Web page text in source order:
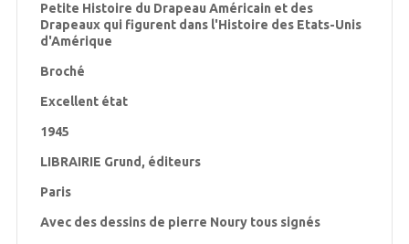
Petite Histoire du Drapeau Américain et des
Drapeaux qui figurent dans l'Histoire des Etats-Unis
d'Amérique
Broché
Excellent état
1945
LIBRAIRIE Grund, éditeurs
Paris
Avec des dessins de pierre Noury tous signés